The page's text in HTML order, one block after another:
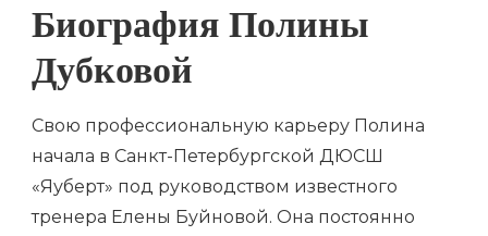
Биография Полины
Дубковой
Свою профессиональную карьеру Полина
начала в Санкт-Петербургской ДЮСШ
«Яуберт» под руководством известного
тренера Елены Буйновой. Она постоянно